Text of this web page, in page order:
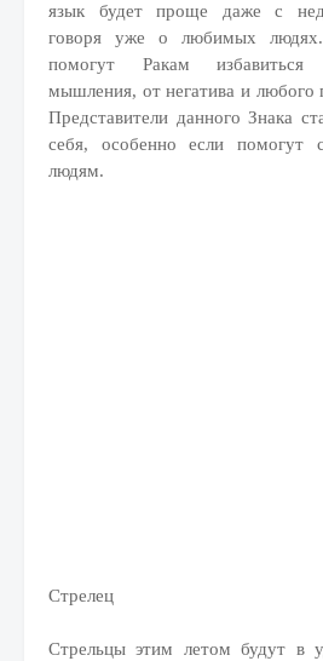
язык будет проще даже с
говоря уже о любимых
помогут Ракам избавиться
мышления, от негатива и любого
Представители данного Знака
себя, особенно если помогут
людям.
Стрелец
Стрельцы этим летом будут в